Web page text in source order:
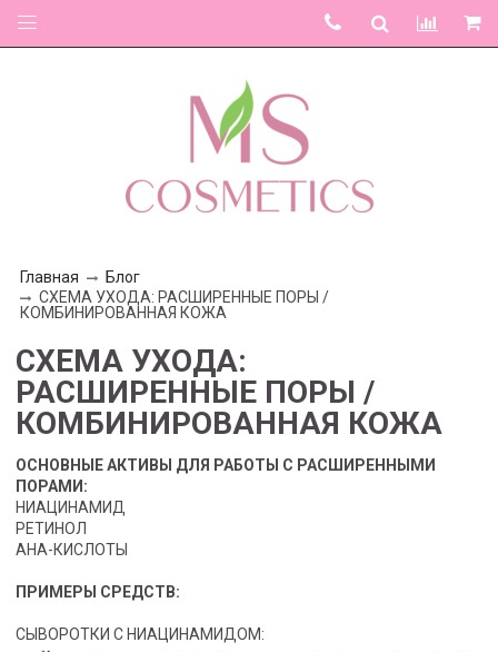
Главная
Блог
СХЕМА УХОДА: РАСШИРЕННЫЕ ПОРЫ /
КОМБИНИРОВАННАЯ КОЖА
СХЕМА УХОДА:
РАСШИРЕННЫЕ ПОРЫ /
КОМБИНИРОВАННАЯ КОЖА
ОСНОВНЫЕ АКТИВЫ ДЛЯ РАБОТЫ С РАСШИРЕННЫМИ
ПОРАМИ:
НИАЦИНАМИД
РЕТИНОЛ
АНА-КИСЛОТЫ
ПРИМЕРЫ СРЕДСТВ:
СЫВОРОТКИ С НИАЦИНАМИДОМ: